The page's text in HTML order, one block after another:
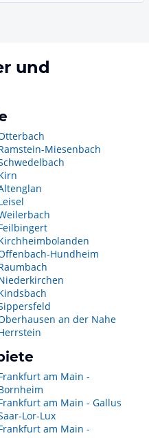
und
Miesenbach
Hundheim
an der Nahe
am Main -
am Main - Gallus
Lor-Lux
am Main -